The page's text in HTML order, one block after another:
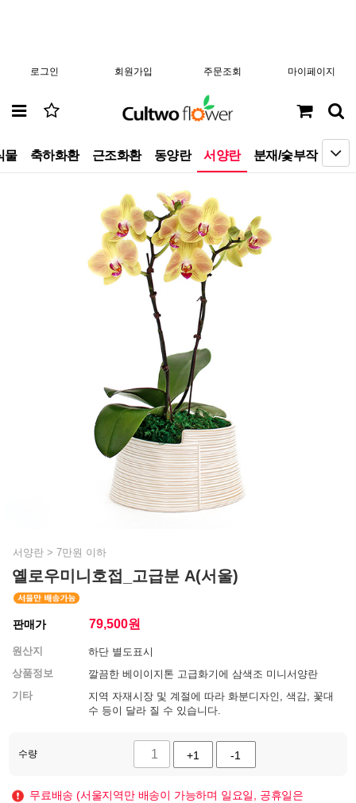
로그인 회원가입 주문조회 마이페이지
물 축하화환 근조화환 동양란 서양란 분재/숯부작
서양란 > 7만원 이하
옐로우미니호접_고급분 A(서울)
판매가 79,500원
원산지
하단 별도표시
상품정보
깔끔한 베이이지톤 고급화기에 삼색조 미니서양란
기타
지역 자재시장 및 계절에 따라 화분디자인, 색감, 꽃대
수 등이 달라 질 수 있습니다.
수량 +1 -1
무료배송 (서울지역만 배송이 가능하며 일요일, 공휴일은